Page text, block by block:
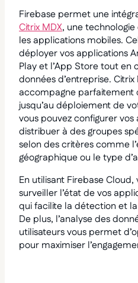
Firebase permet une
Citrix MDX, une
les applications mobiles.
déployer vos applications
Play et l’App Store tout en
données d’entreprise.
accompagne parfaitement
jusqu’au déploiement de
vous pouvez configurer
distribuer à des groupes
selon des critères comme
géographique ou le type
En utilisant Firebase
surveiller l’état de vos
qui facilite la détection et
De plus, l’analyse des
utilisateurs vous permet
pour maximiser